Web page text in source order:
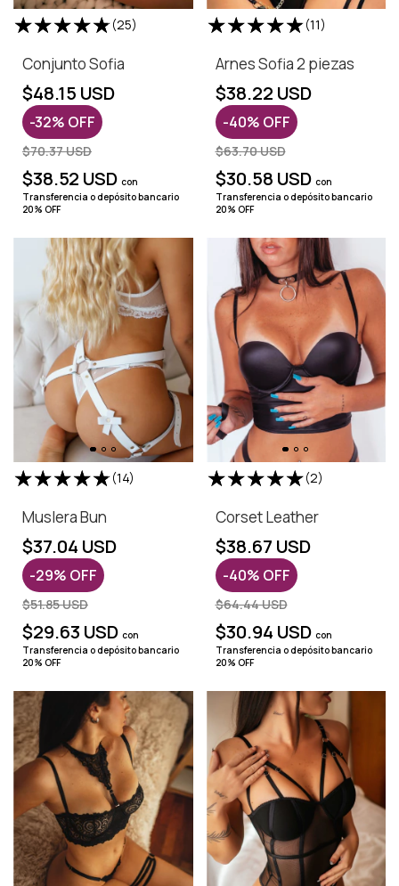
(25)
Conjunto Sofia
$48.15 USD
-32% OFF
$70.37 USD
$38.52 USD con
Transferencia o depósito bancario
20% OFF
(11)
Arnes Sofia 2 piezas
$38.22 USD
-40% OFF
$63.70 USD
$30.58 USD con
Transferencia o depósito bancario
20% OFF
(14)
Muslera Bun
$37.04 USD
-29% OFF
$51.85 USD
$29.63 USD con
Transferencia o depósito bancario
20% OFF
(2)
Corset Leather
$38.67 USD
-40% OFF
$64.44 USD
$30.94 USD con
Transferencia o depósito bancario
20% OFF